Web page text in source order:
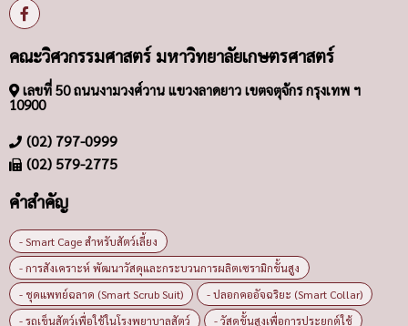
คณะวิศวกรรมศาสตร์ มหาวิทยาลัยเกษตรศาสตร์
เลขที่ 50 ถนนงามวงศ์วาน แขวงลาดยาว เขตจตุจักร กรุงเทพ ฯ
10900
(02) 797-0999
(02) 579-2775
คำสำคัญ
- Smart Cage สำหรับสัตว์เลี้ยง
- การสังเคราะห์ พัฒนาวัสดุและกระบวนการผลิตเซรามิกขั้นสูง
- ชุดแพทย์ฉลาด (Smart Scrub Suit)
- ปลอกคออัจฉริยะ (Smart Collar)
- รถเข็นสัตว์เพื่อใช้ในโรงพยาบาลสัตว์
- วัสดุขั้นสูงเพื่อการประยุกต์ใช้